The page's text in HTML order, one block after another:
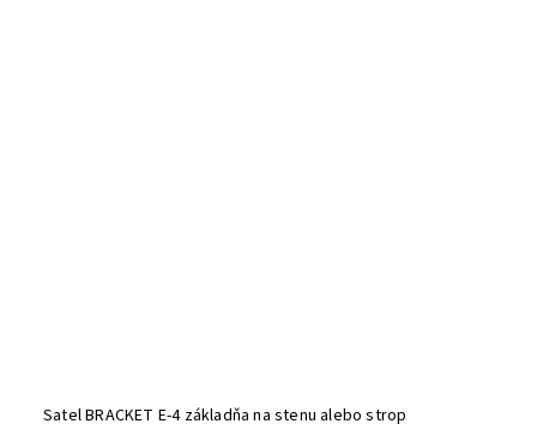
Satel BRACKET E-4 základňa na stenu alebo strop